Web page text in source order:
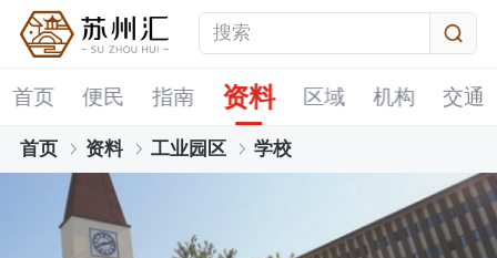
首页 便民 指南 资料 区域 机构 交通
首页 资料 工业园区 学校